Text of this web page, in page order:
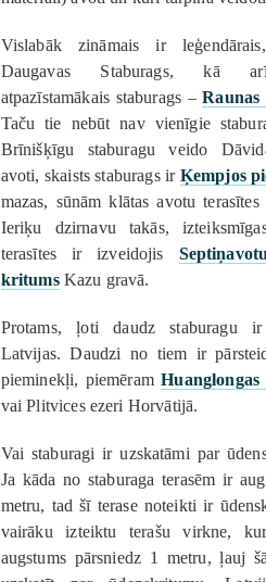
Vislabāk zināmais ir
Daugavas Staburags, kā
atpazīstamākais staburags –Raunas
Taču tie nebūt nav vienīgie
Brīnišķīgu staburagu veido
avoti, skaists staburags ir Ķempjos
mazas, sūnām klātas avotu terasītes
Ieriķu dzirnavu takās,
terasītes ir izveidojis
kritumsKazu gravā.
Protams, ļoti daudz staburagu
Latvijas. Daudzi no tiem ir
pieminekļi, piemēramHuanglongas
vai Plitvices ezeri Horvātijā.
Vai staburagi ir uzskatāmi par
Ja kāda no staburaga terasēm ir
metru, tad šī terase noteikti ir
vairāku izteiktu terašu virkne,
augstums pārsniedz 1 metru, ļauj